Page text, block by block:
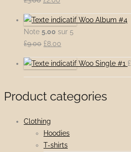
prix
initial
était :
£3.00.
prix
actuel
est :
£2.00.
Woo Album #4
Note 5.00 sur 5
£9.00 Le
prix
initial
était :
£9.00.
£8.00
prix
actuel
est :
£8.00.
Woo Single #1 £
Product categories
Clothing
Hoodies
T-shirts